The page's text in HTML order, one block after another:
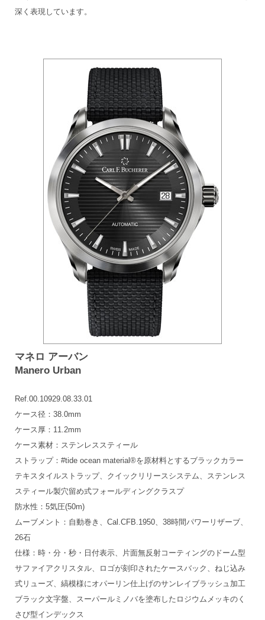
深く表現しています。
マネロ アーバン
Manero Urban
Ref.00.10929.08.33.01
ケース径：38.0mm
ケース厚：11.2mm
ケース素材：ステンレススティール
ストラップ：#tide ocean material®を原材料とするブラックカラー
テキスタイルストラップ、クイックリリースシステム、ステンレス
スティール製穴留め式フォールディングクラスプ
防水性：5気圧(50m)
ムーブメント：自動巻き、Cal.CFB.1950、38時間パワーリザーブ、
26石
仕様：時・分・秒・日付表示、片面無反射コーティングのドーム型
サファイアクリスタル、ロゴが刻印されたケースバック、ねじ込み
式リューズ、縞模様にオパーリン仕上げのサンレイブラッシュ加工
ブラック文字盤、スーパールミノバを塗布したロジウムメッキのく
さび型インデックス